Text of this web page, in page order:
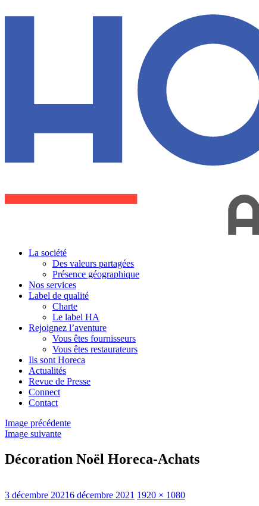
La société
Des valeurs partagées
Présence géographique
Nos services
Label de qualité
Charte
Le label HA
Rejoignez l’aventure
Vous êtes fournisseurs
Vous êtes restaurateurs
Ils sont Horeca
Actualités
Revue de Presse
Connect
Contact
Image précédente
Image suivante
Décoration Noël Horeca-Achats
Publié
3 décembre 20216 décembre 2021 Taille
1920 × 1080